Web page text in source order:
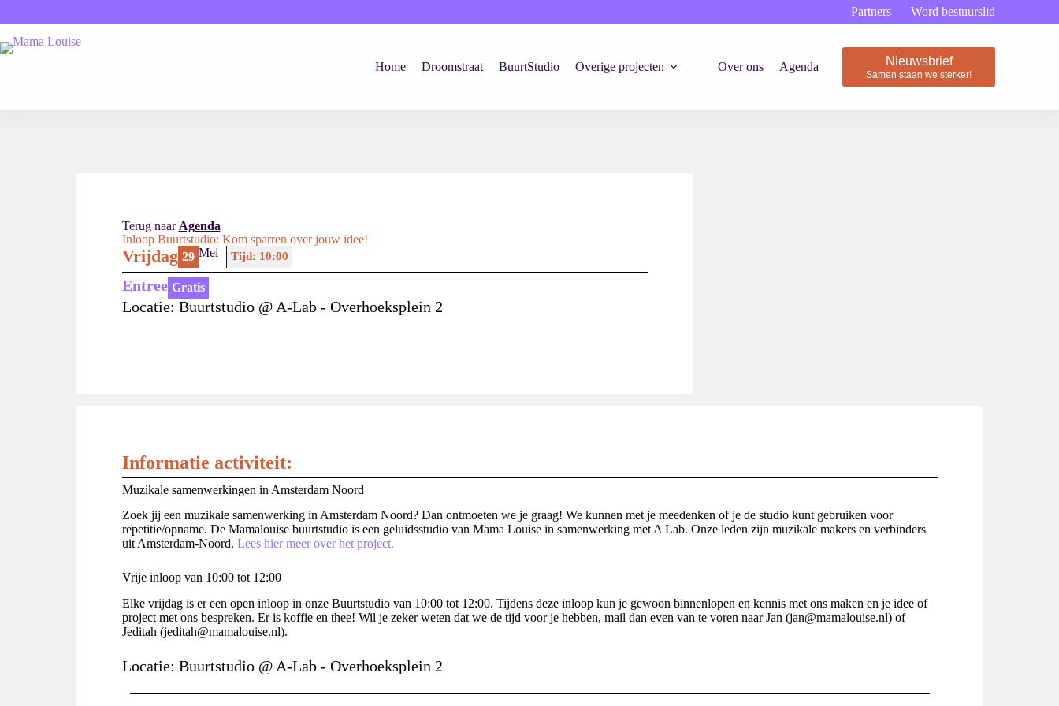
Partners Word bestuurslid
Home Droomstraat BuurtStudio Overige projecten Over ons Agenda Nieuwsbrief
Samen staan we sterker!
Terug naar Agenda
Inloop Buurtstudio: Kom sparren over jouw idee!
Vrijdag 29 Mei Tijd: 10:00
Entree Gratis
Locatie: Buurtstudio @ A-Lab - Overhoeksplein 2
Informatie activiteit:
Muzikale samenwerkingen in Amsterdam Noord
Zoek jij een muzikale samenwerking in Amsterdam Noord? Dan ontmoeten we je graag! We kunnen met je meedenken of je de studio kunt gebruiken voor
repetitie/opname. De Mamalouise buurtstudio is een geluidsstudio van Mama Louise in samenwerking met A Lab. Onze leden zijn muzikale makers en verbinders
uit Amsterdam-Noord. Lees hier meer over het project.
Vrije inloop van 10:00 tot 12:00
Elke vrijdag is er een open inloop in onze Buurtstudio van 10:00 tot 12:00. Tijdens deze inloop kun je gewoon binnenlopen en kennis met ons maken en je idee of
project met ons bespreken. Er is koffie en thee! Wil je zeker weten dat we de tijd voor je hebben, mail dan even van te voren naar Jan (jan@mamalouise.nl) of
Jeditah (jeditah@mamalouise.nl).
Locatie: Buurtstudio @ A-Lab - Overhoeksplein 2